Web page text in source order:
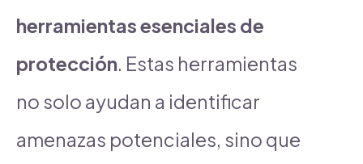
herramientas esenciales de
protección. Estas herramientas
no solo ayudan a identificar
amenazas potenciales, sino que